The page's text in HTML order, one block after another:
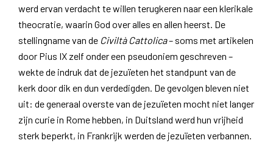
werd ervan verdacht te willen terugkeren naar een klerikale
theocratie, waarin God over alles en allen heerst. De
stellingname van de Civiltà Cattolica– soms met artikelen
door Pius IX zelf onder een pseudoniem geschreven –
wekte de indruk dat de jezuïeten het standpunt van de
kerk door dik en dun verdedigden. De gevolgen bleven niet
uit: de generaal overste van de jezuïeten mocht niet langer
zijn curie in Rome hebben, in Duitsland werd hun vrijheid
sterk beperkt, in Frankrijk werden de jezuïeten verbannen.